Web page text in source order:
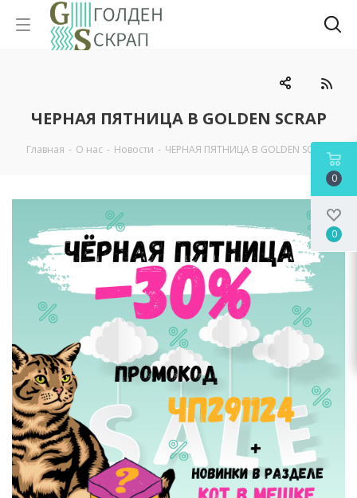
ЧЕРНАЯ ПЯТНИЦА В GOLDEN SCRAP
Главная - О нас - Новости - ЧЕРНАЯ ПЯТНИЦА В GOLDEN SCRAP
0
0